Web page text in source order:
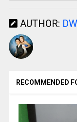
AUTHOR:
RECOMMENDED